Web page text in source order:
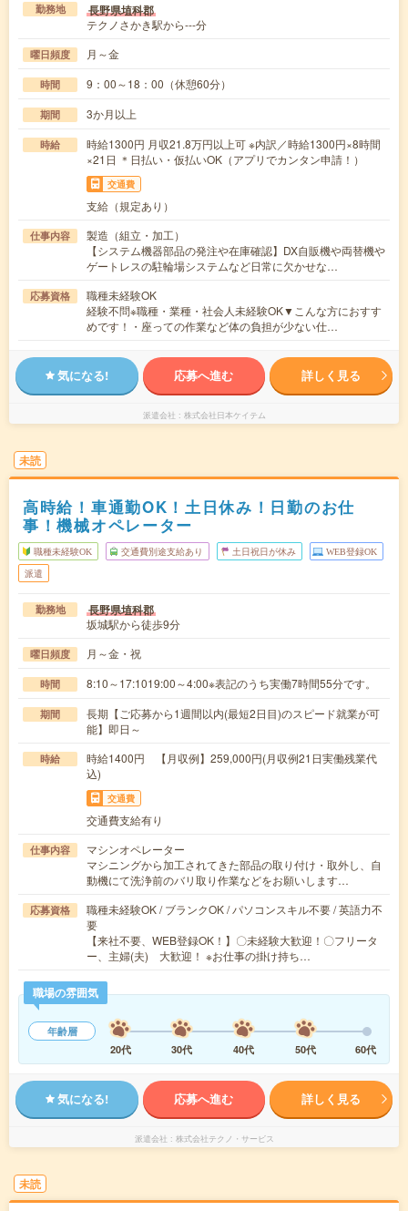
勤務地 長野県埴科郡
テクノさかき駅から---分
曜日頻度 月～金
時間 9：00～18：00（休憩60分）
期間 3か月以上
時給
時給1300円 月収21.8万円以上可 ※内訳／時給1300円×8時間
×21日 ＊日払い・仮払いOK（アプリでカンタン申請！）
交通費
支給（規定あり）
仕事内容
製造（組立・加工）
【システム機器部品の発注や在庫確認】DX自販機や両替機や
ゲートレスの駐輪場システムなど日常に欠かせな…
応募資格
職種未経験OK
経験不問※職種・業種・社会人未経験OK▼こんな方におすす
めです！・座っての作業など体の負担が少ない仕…
気になる! 応募へ進む 詳しく見る
派遣会社 株式会社日本ケイテム
未読
高時給！車通勤OK！土日休み！日勤のお仕
事！機械オペレーター
職種未経験OK 交通費別途支給あり 土日祝日が休み WEB登録OK
派遣
勤務地 長野県埴科郡
坂城駅から徒歩9分
曜日頻度 月～金・祝
時間 8:10～17:1019:00～4:00※表記のうち実働7時間55分です。
期間
長期【ご応募から1週間以内(最短2日目)のスピード就業が可
能】即日～
時給
時給1400円 【月収例】259,000円(月収例21日実働残業代
込)
交通費
交通費支給有り
仕事内容
マシンオペレーター
マシニングから加工されてきた部品の取り付け・取外し、自
動機にて洗浄前のバリ取り作業などをお願いします…
応募資格
職種未経験OK / ブランクOK / パソコンスキル不要 / 英語力不
要
【来社不要、WEB登録OK！】〇未経験大歓迎！〇フリータ
ー、主婦(夫) 大歓迎！ ※お仕事の掛け持ち…
職場の雰囲気
年齢層
20代
30代 40代 50代 60代
気になる! 応募へ進む 詳しく見る
派遣会社 株式会社テクノ・サービス
未読